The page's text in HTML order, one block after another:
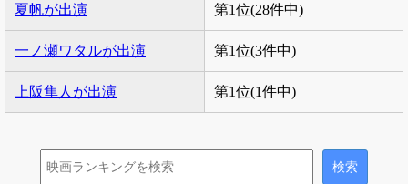
夏帆が出演 第1位(28件中)
一ノ瀬ワタルが出演 第1位(3件中)
上阪隼人が出演 第1位(1件中)